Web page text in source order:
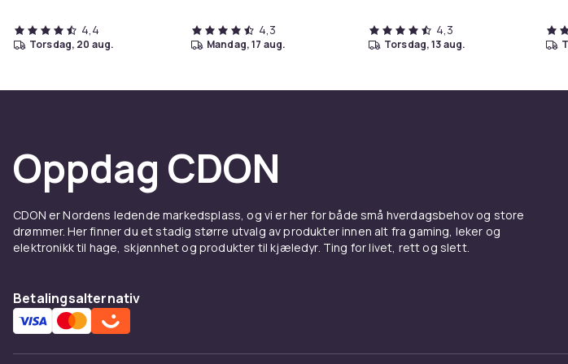
4,4
torsdag, 20 aug.
4,3
mandag, 17 aug.
4,3
torsdag, 13 aug.
Oppdag CDON
CDON er Nordens ledende markedsplass, og vi er her for både små hverdagsbehov og store
drømmer. Her finner du et stadig større utvalg av produkter innen alt fra gaming, leker og
elektronikk til hage, skjønnhet og produkter til kjæledyr. Ting for livet, rett og slett.
Betalingsalternativ